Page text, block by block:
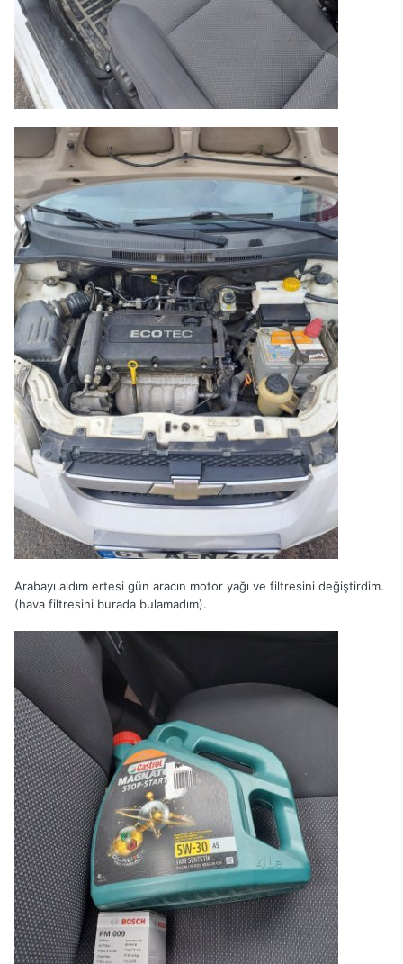
Arabayı aldım ertesi gün aracın motor yağı ve filtresini değiştirdim.
(hava filtresini burada bulamadım).